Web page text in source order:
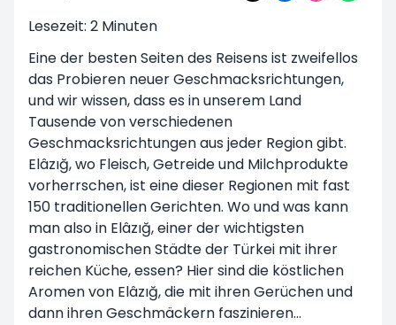
Lesezeit: 2 Minuten
Eine der besten Seiten des Reisens ist zweifellos
das Probieren neuer Geschmacksrichtungen,
und wir wissen, dass es in unserem Land
Tausende von verschiedenen
Geschmacksrichtungen aus jeder Region gibt.
Elâzığ, wo Fleisch, Getreide und Milchprodukte
vorherrschen, ist eine dieser Regionen mit fast
150 traditionellen Gerichten. Wo und was kann
man also in Elâzığ, einer der wichtigsten
gastronomischen Städte der Türkei mit ihrer
reichen Küche, essen? Hier sind die köstlichen
Aromen von Elâzığ, die mit ihren Gerüchen und
dann ihren Geschmäckern faszinieren...